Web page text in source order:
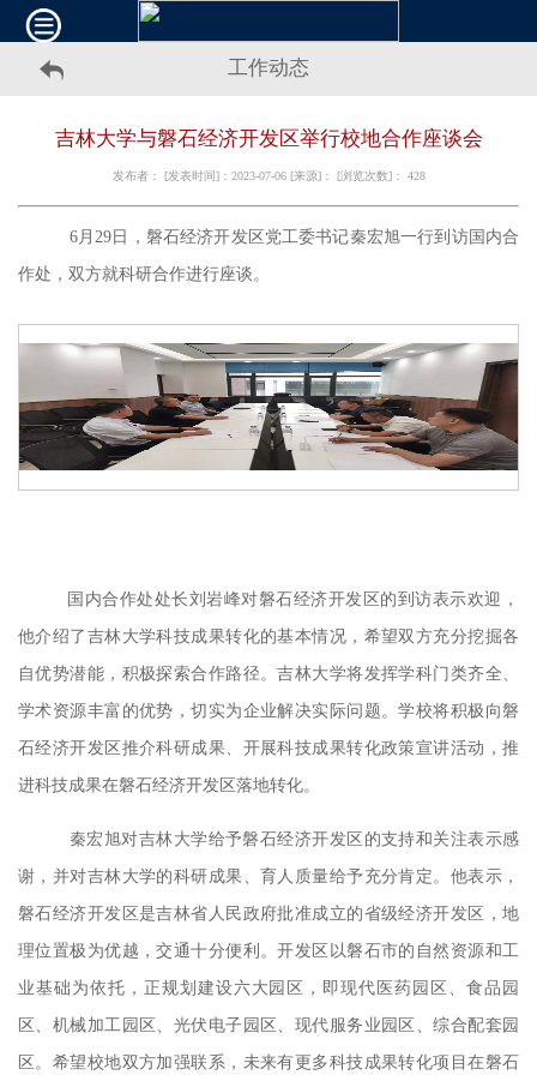
工作动态
吉林大学与磐石经济开发区举行校地合作座谈会
发布者： [发表时间]：2023-07-06 [来源]： [浏览次数]： 428
6月29日， 磐石经济开发区党工委书记秦宏旭一行到访国内合
作处，双方就科研合作进行座谈。
国内合作处处长刘岩峰对磐石经济开发区的到访表示欢迎，
他介绍了吉林大学科技成果转化的基本情况，希望双方充分挖掘各
自优势潜能，积极探索合作路径。吉林大学将发挥学科门类齐全、
学术资源丰富的优势，切实为企业解决实际问题。学校将积极向磐
石经济开发区推介科研成果、开展科技成果转化政策宣讲活动，推
进科技成果在磐石经济开发区落地转化。
秦宏旭对吉林大学给予磐石经济开发区 的支持和关注表示感
谢，并对吉林大学的科研成果、育人质量给予充分肯定。 他表示，
磐石经济开发区是吉林省人民政府批准成立的省级经济开发区，地
理位置极为优越，交通十分便利 。开发区以磐石市的自然资源和工
业基础为依托， 正规划建设六大园区，即现代医药园区、食品园
区、机械加工园区、光伏电子园区、现代服务业园区、综合配套园
区。希望校地双方加强联系，未来有更多科技成果转化项目在磐石